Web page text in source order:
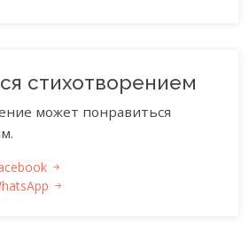
стихотворением
может понравиться